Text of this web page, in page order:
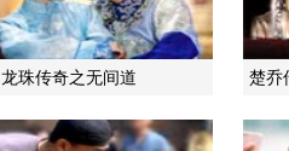
龙珠传奇之无间道 楚乔